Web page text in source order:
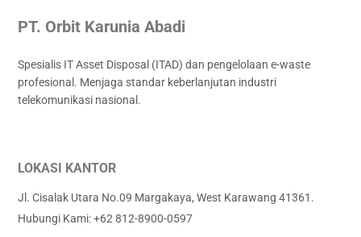
PT. Orbit Karunia Abadi
Spesialis IT Asset Disposal (ITAD) dan pengelolaan e-waste
profesional. Menjaga standar keberlanjutan industri
telekomunikasi nasional.
LOKASI KANTOR
Jl. Cisalak Utara No.09 Margakaya, West Karawang 41361.
Hubungi Kami: +62 812-8900-0597